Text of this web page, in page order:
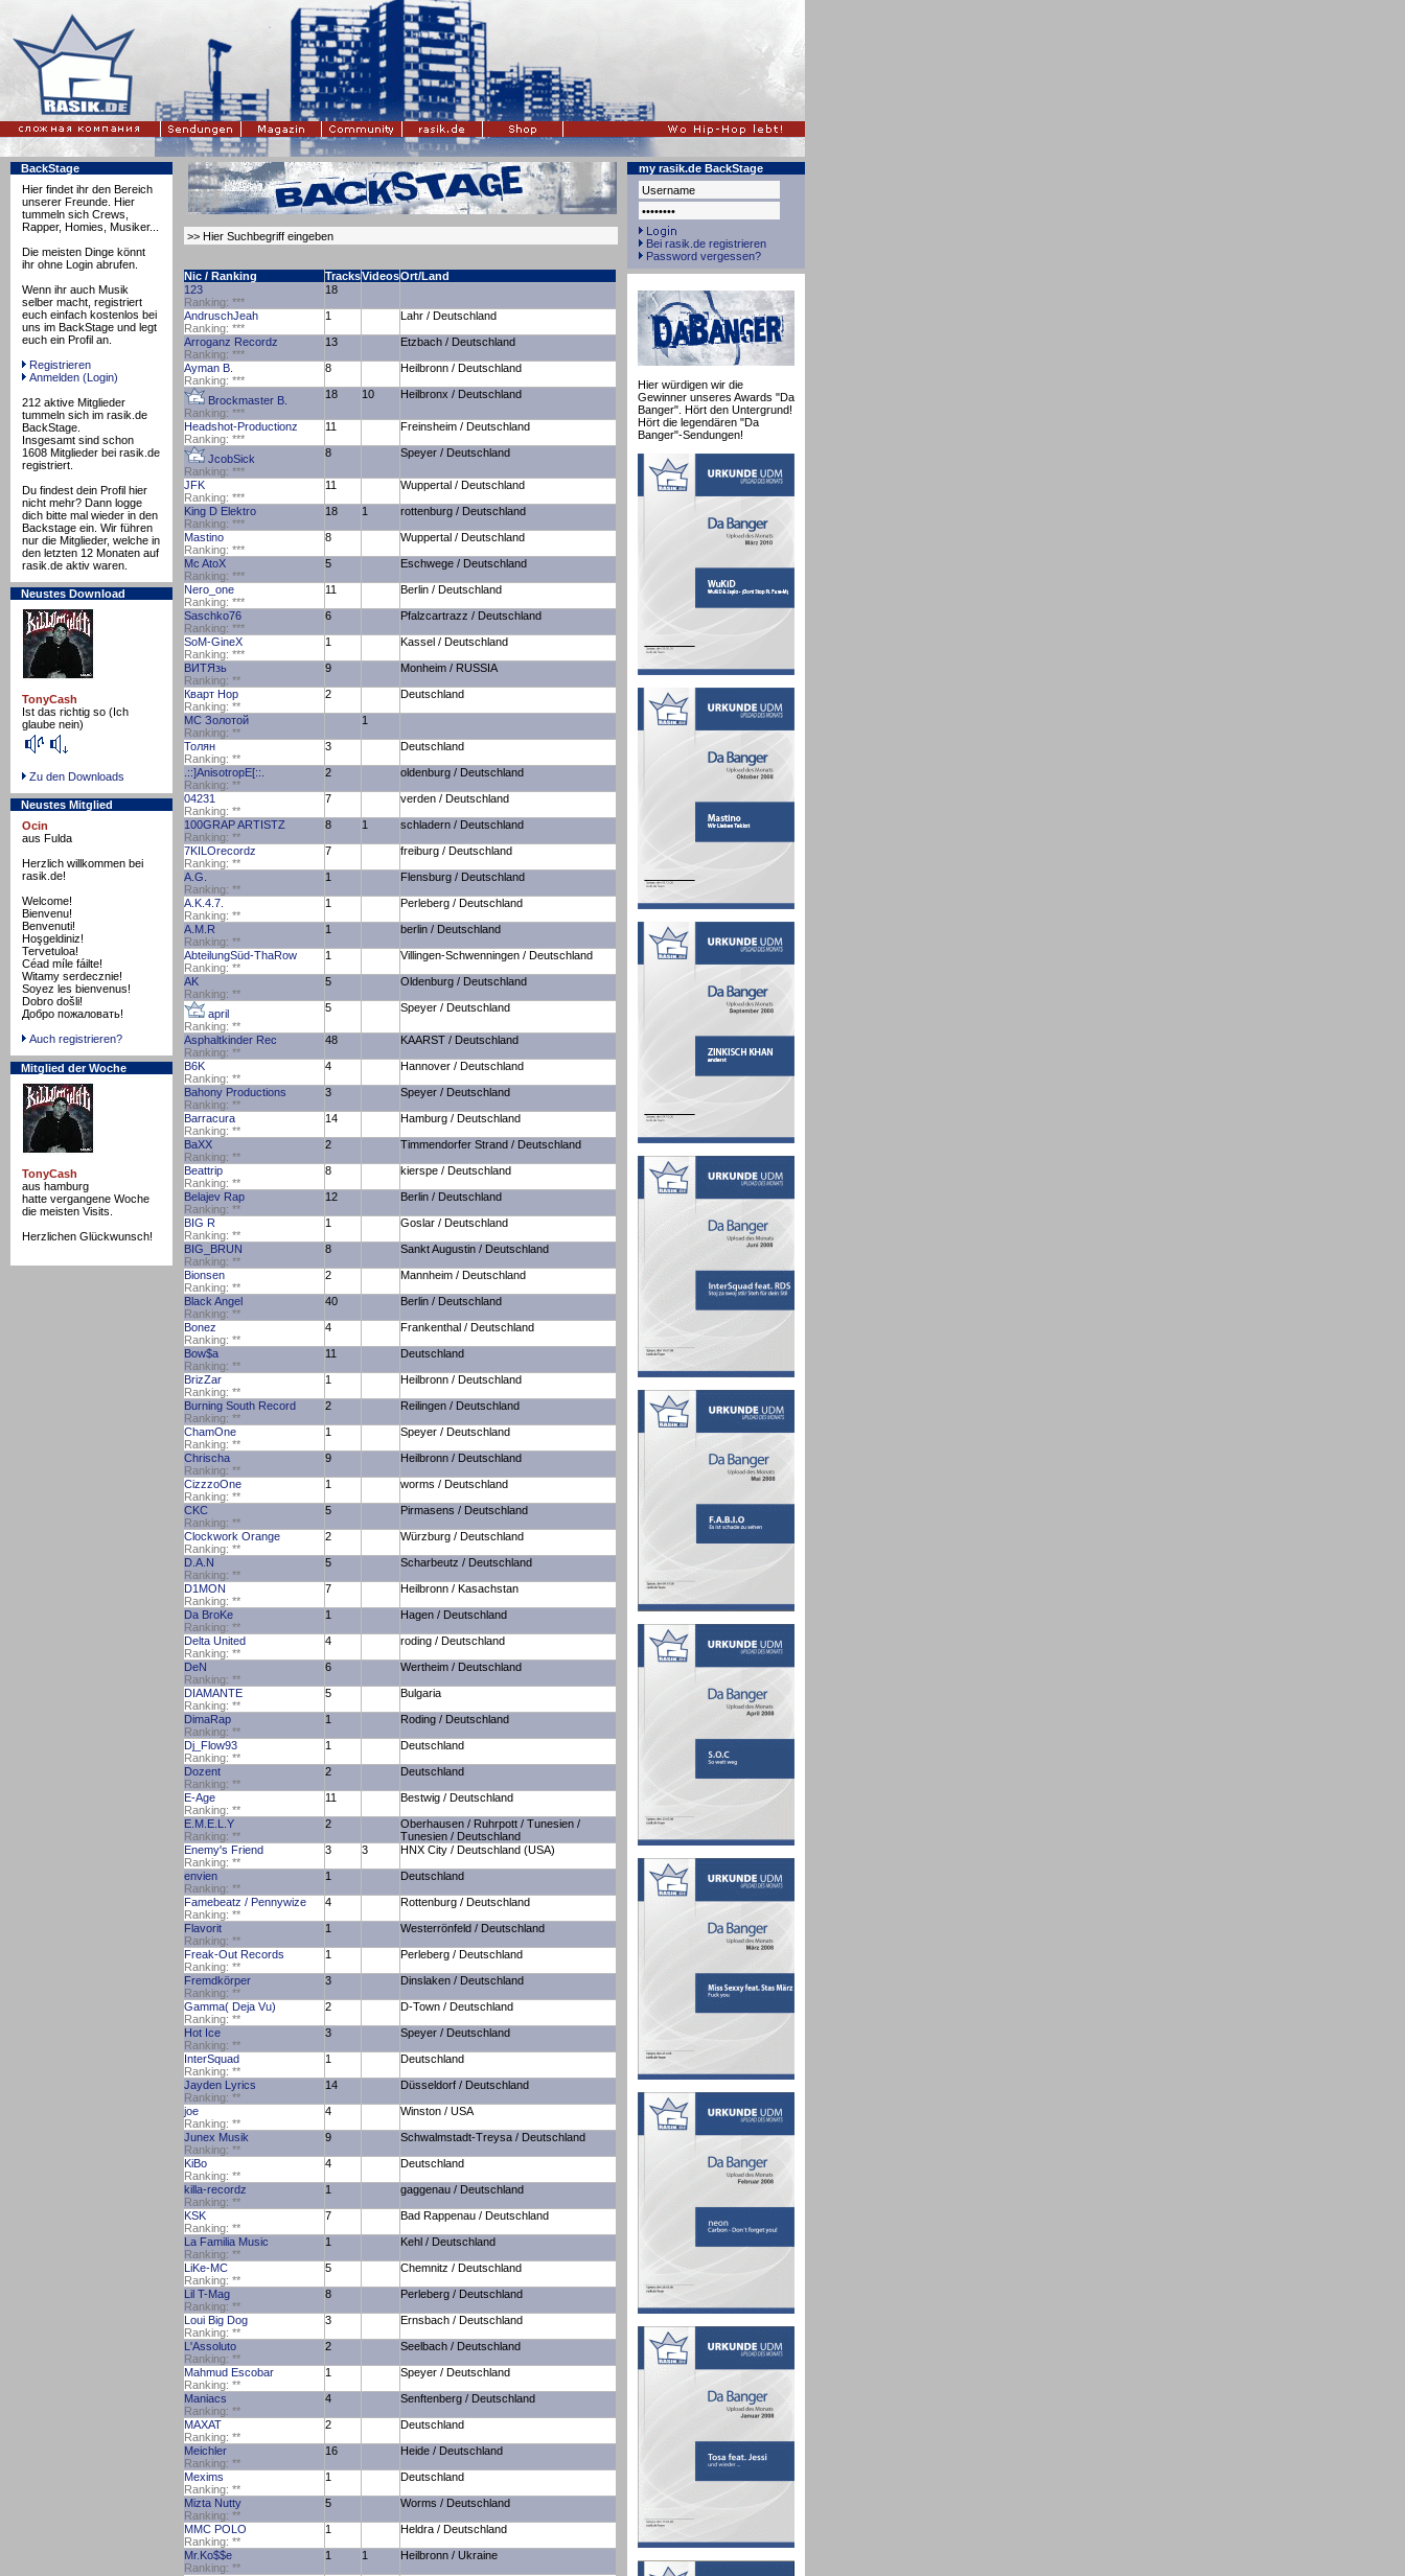
BackStage
Hier findet ihr den Bereich
unserer Freunde. Hier
tummeln sich Crews,
Rapper, Homies, Musiker...
Die meisten Dinge könnt
ihr ohne Login abrufen.
Wenn ihr auch Musik
selber macht, registriert
euch einfach kostenlos bei
uns im BackStage und legt
euch ein Profil an.
Registrieren
Anmelden (Login)
212 aktive Mitglieder
tummeln sich im rasik.de
BackStage.
Insgesamt sind schon
1608 Mitglieder bei rasik.de
registriert.
Du findest dein Profil hier
nicht mehr? Dann logge
dich bitte mal wieder in den
Backstage ein. Wir führen
nur die Mitglieder, welche in
den letzten 12 Monaten auf
rasik.de aktiv waren.
Neustes Download
TonyCash
Ist das richtig so (Ich
glaube nein)
Zu den Downloads
Neustes Mitglied
Ocin
aus Fulda
Herzlich willkommen bei
rasik.de!
Welcome!
Bienvenu!
Benvenuti!
Hoşgeldiniz!
Tervetuloa!
Céad míle fáilte!
Witamy serdecznie!
Soyez les bienvenus!
Dobro došli!
Добро пожаловать!
Auch registrieren?
Mitglied der Woche
TonyCash
aus hamburg
hatte vergangene Woche
die meisten Visits.
Herzlichen Glückwunsch!
Nic / Ranking TracksVideosOrt/Land
123
Ranking: ***
18
AndruschJeah
Ranking: ***
1 Lahr / Deutschland
Arroganz Recordz
Ranking: ***
13 Etzbach / Deutschland
Ayman B.
Ranking: ***
8 Heilbronn / Deutschland
Brockmaster B.
Ranking: ***
18 10 Heilbronx / Deutschland
Headshot-Productionz
Ranking: ***
11 Freinsheim / Deutschland
JcobSick
Ranking: ***
8 Speyer / Deutschland
JFK
Ranking: ***
11 Wuppertal / Deutschland
King D Elektro
Ranking: ***
18 1 rottenburg / Deutschland
Mastino
Ranking: ***
8 Wuppertal / Deutschland
Mc AtoX
Ranking: ***
5 Eschwege / Deutschland
Nero_one
Ranking: ***
11 Berlin / Deutschland
Saschko76
Ranking: ***
6 Pfalzcartrazz / Deutschland
SoM-GineX
Ranking: ***
1 Kassel / Deutschland
ВИТЯзь
Ranking: **
9 Monheim / RUSSIA
Кварт Hop
Ranking: **
2 Deutschland
МС Золотой
Ranking: **
1
Толян
Ranking: **
3 Deutschland
.::]AnisotropE[::.
Ranking: **
2 oldenburg / Deutschland
04231
Ranking: **
7 verden / Deutschland
100GRAP ARTISTZ
Ranking: **
8 1 schladern / Deutschland
7KILOrecordz
Ranking: **
7 freiburg / Deutschland
A.G.
Ranking: **
1 Flensburg / Deutschland
A.K.4.7.
Ranking: **
1 Perleberg / Deutschland
A.M.R
Ranking: **
1 berlin / Deutschland
AbteilungSüd-ThaRow
Ranking: **
1 Villingen-Schwenningen / Deutschland
AK
Ranking: **
5 Oldenburg / Deutschland
april
Ranking: **
5 Speyer / Deutschland
Asphaltkinder Rec
Ranking: **
48 KAARST / Deutschland
B6K
Ranking: **
4 Hannover / Deutschland
Bahony Productions
Ranking: **
3 Speyer / Deutschland
Barracura
Ranking: **
14 Hamburg / Deutschland
BaXX
Ranking: **
2 Timmendorfer Strand / Deutschland
Beattrip
Ranking: **
8 kierspe / Deutschland
Belajev Rap
Ranking: **
12 Berlin / Deutschland
BIG R
Ranking: **
1 Goslar / Deutschland
BIG_BRUN
Ranking: **
8 Sankt Augustin / Deutschland
Bionsen
Ranking: **
2 Mannheim / Deutschland
Black Angel
Ranking: **
40 Berlin / Deutschland
Bonez
Ranking: **
4 Frankenthal / Deutschland
Bow$a
Ranking: **
11 Deutschland
BrizZar
Ranking: **
1 Heilbronn / Deutschland
Burning South Record
Ranking: **
2 Reilingen / Deutschland
ChamOne
Ranking: **
1 Speyer / Deutschland
Chrischa
Ranking: **
9 Heilbronn / Deutschland
CizzzoOne
Ranking: **
1 worms / Deutschland
CKC
Ranking: **
5 Pirmasens / Deutschland
Clockwork Orange
Ranking: **
2 Würzburg / Deutschland
D.A.N
Ranking: **
5 Scharbeutz / Deutschland
D1MON
Ranking: **
7 Heilbronn / Kasachstan
Da BroKe
Ranking: **
1 Hagen / Deutschland
Delta United
Ranking: **
4 roding / Deutschland
DeN
Ranking: **
6 Wertheim / Deutschland
DIAMANTE
Ranking: **
5 Bulgaria
DimaRap
Ranking: **
1 Roding / Deutschland
Dj_Flow93
Ranking: **
1 Deutschland
Dozent
Ranking: **
2 Deutschland
E-Age
Ranking: **
11 Bestwig / Deutschland
E.M.E.L.Y
Ranking: **
2
Oberhausen / Ruhrpott / Tunesien /
Tunesien / Deutschland
Enemy's Friend
Ranking: **
3 3 HNX City / Deutschland (USA)
envien
Ranking: **
1 Deutschland
Famebeatz / Pennywize
Ranking: **
4 Rottenburg / Deutschland
Flavorit
Ranking: **
1 Westerrönfeld / Deutschland
Freak-Out Records
Ranking: **
1 Perleberg / Deutschland
Fremdkörper
Ranking: **
3 Dinslaken / Deutschland
Gamma( Deja Vu)
Ranking: **
2 D-Town / Deutschland
Hot Ice
Ranking: **
3 Speyer / Deutschland
InterSquad
Ranking: **
1 Deutschland
Jayden Lyrics
Ranking: **
14 Düsseldorf / Deutschland
joe
Ranking: **
4 Winston / USA
Junex Musik
Ranking: **
9 Schwalmstadt-Treysa / Deutschland
KiBo
Ranking: **
4 Deutschland
killa-recordz
Ranking: **
1 gaggenau / Deutschland
KSK
Ranking: **
7 Bad Rappenau / Deutschland
La Familia Music
Ranking: **
1 Kehl / Deutschland
LiKe-MC
Ranking: **
5 Chemnitz / Deutschland
Lil T-Mag
Ranking: **
8 Perleberg / Deutschland
Loui Big Dog
Ranking: **
3 Ernsbach / Deutschland
L'Assoluto
Ranking: **
2 Seelbach / Deutschland
Mahmud Escobar
Ranking: **
1 Speyer / Deutschland
Maniacs
Ranking: **
4 Senftenberg / Deutschland
MAXAT
Ranking: **
2 Deutschland
Meichler
Ranking: **
16 Heide / Deutschland
Mexims
Ranking: **
1 Deutschland
Mizta Nutty
Ranking: **
5 Worms / Deutschland
MMC POLO
Ranking: **
1 Heldra / Deutschland
Mr.Ko$$e
Ranking: **
1 1 Heilbronn / Ukraine
my rasik.de BackStage
Bei rasik.de registrieren
Password vergessen?
Hier würdigen wir die
Gewinner unseres Awards "Da
Banger". Hört den Untergrund!
Hört die legendären "Da
Banger"-Sendungen!